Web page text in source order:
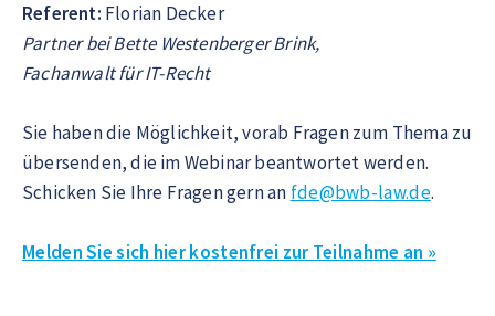
Referent: Florian Decker
Partner bei Bette Westenberger Brink,
Fachanwalt für IT-Recht
Sie haben die Möglichkeit, vorab Fragen zum Thema zu
übersenden, die im Webinar beantwortet werden.
Schicken Sie Ihre Fragen gern an fde@bwb-law.de.
Melden Sie sich hier kostenfrei zur Teilnahme an »